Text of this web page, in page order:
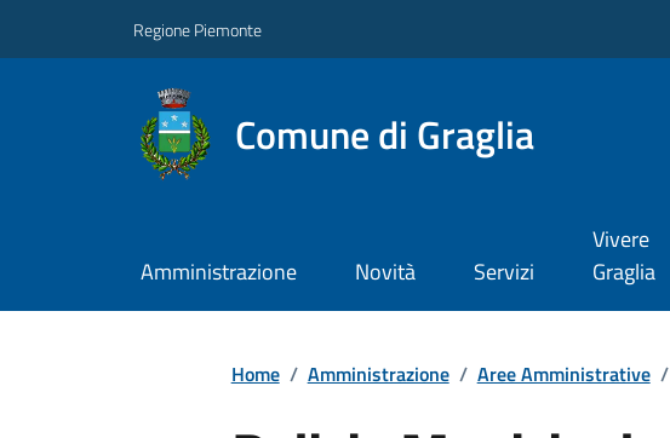
Regione Piemonte
Comune di Graglia
Amministrazione Novità Servizi
Vivere
Graglia
Home / Amministrazione / Aree Amministrative /